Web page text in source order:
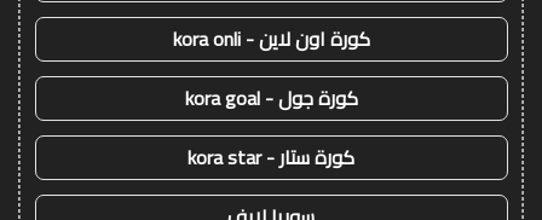
كورة اون لاين - kora onli
كورة جول - kora goal
كورة ستار - kora star